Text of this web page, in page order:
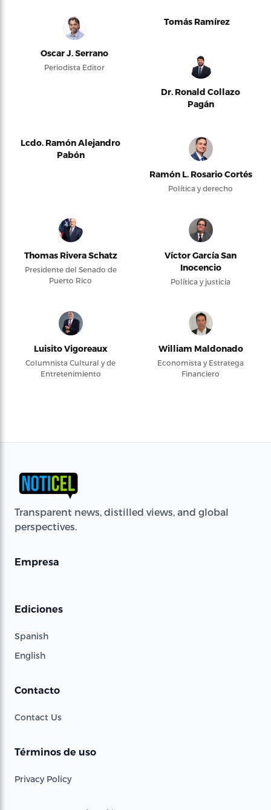
Oscar J. Serrano
Periodista Editor
Tomás Ramírez
Dr. Ronald Collazo
Pagán
Lcdo. Ramón Alejandro
Pabón
Ramón L. Rosario Cortés
Política y derecho
Thomas Rivera Schatz
Presidente del Senado de
Puerto Rico
Víctor García San
Inocencio
Política y justicia
Luisito Vigoreaux
Columnista Cultural y de
Entretenimiento
William Maldonado
Economista y Estratega
Financiero
Transparent news, distilled views, and global
perspectives.
Empresa
Ediciones
Spanish
English
Contacto
Contact Us
Términos de uso
Privacy Policy